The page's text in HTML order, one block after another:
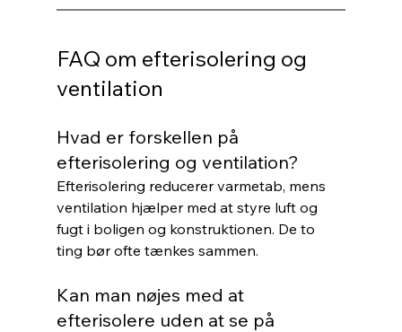
FAQ om efterisolering og
ventilation
Hvad er forskellen på
efterisolering og ventilation?
Efterisolering reducerer varmetab, mens
ventilation hjælper med at styre luft og
fugt i boligen og konstruktionen. De to
ting bør ofte tænkes sammen.
Kan man nøjes med at
efterisolere uden at se på